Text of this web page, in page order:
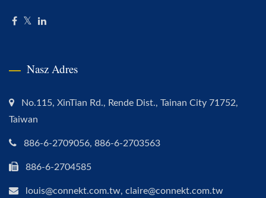
Nasz Adres
No.115, XinTian Rd., Rende Dist., Tainan City 71752,
Taiwan
886-6-2709056, 886-6-2703563
886-6-2704585
louis@connekt.com.tw, claire@connekt.com.tw